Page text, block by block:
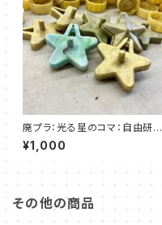
廃プラ：光る星のコマ：自由研究
キット
¥1,000
その他の商品